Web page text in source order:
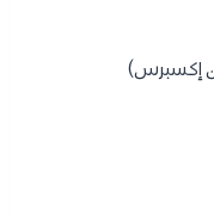
إكسبرس)